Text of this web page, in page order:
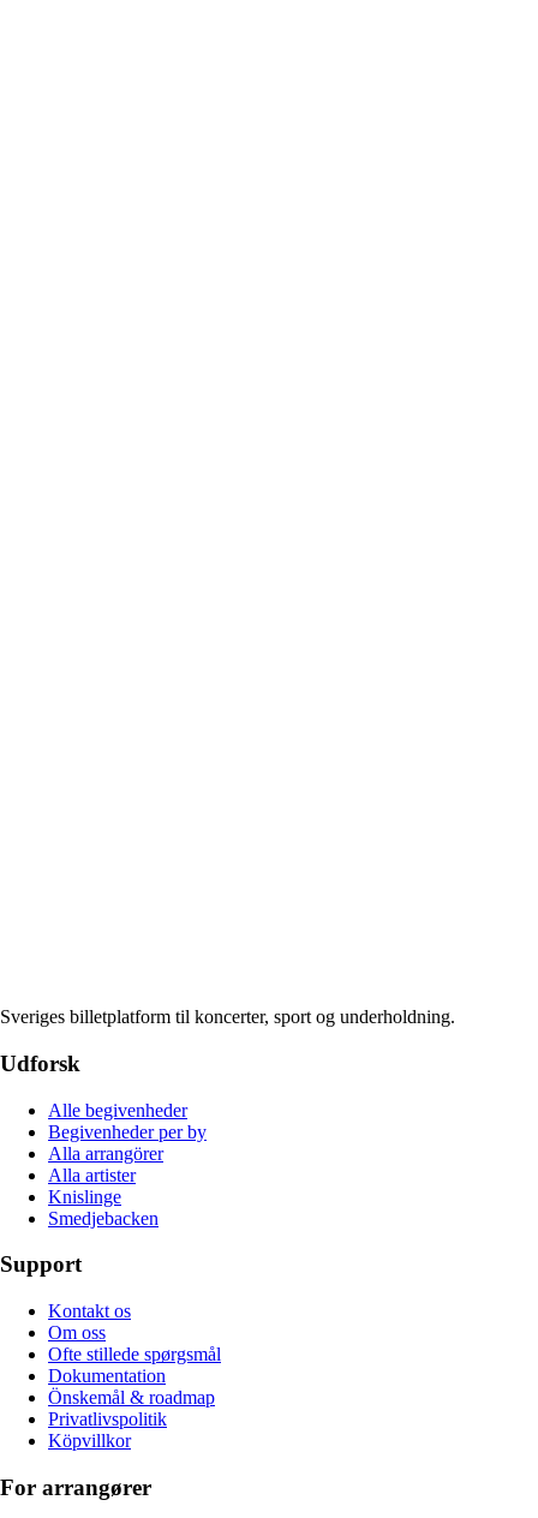
Sveriges billetplatform til koncerter, sport og underholdning.
Udforsk
Alle begivenheder
Begivenheder per by
Alla arrangörer
Alla artister
Knislinge
Smedjebacken
Support
Kontakt os
Om oss
Ofte stillede spørgsmål
Dokumentation
Önskemål & roadmap
Privatlivspolitik
Köpvillkor
For arrangører